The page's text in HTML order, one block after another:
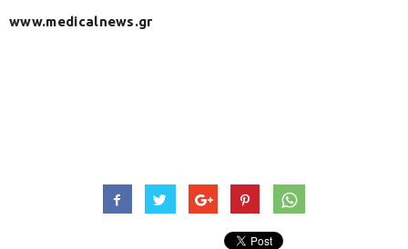
www.medicalnews.gr